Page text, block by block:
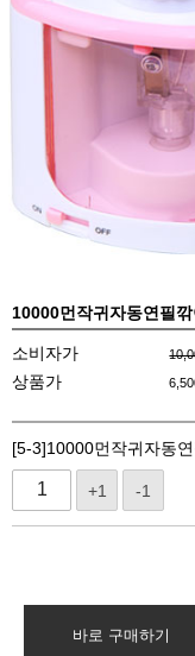
10000먼작귀자동연필깎
소비자가
상품가
[5-3]10000먼작귀자동
+1 -1
바로 구매하기